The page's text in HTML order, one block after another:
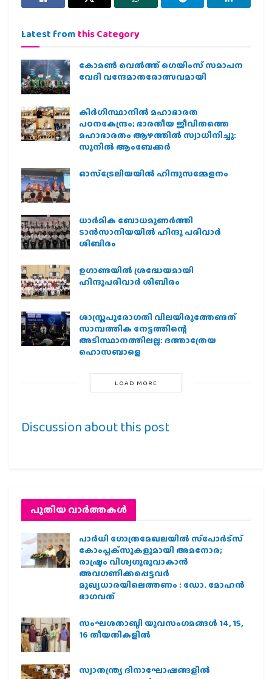
Latest from this Category
കോമൺ വെൽത്ത് ഗെയിംസ് സമാപന
വേദി വന്ദേമാതരോത്സവമായി
കിര്‍ഗിസ്ഥാനില്‍ മഹാഭാരത
പഠനകേന്ദ്രം; ഭാരതീയ ജീവിതത്തെ
മഹാഭാരതം ആഴത്തില്‍ സ്വാധീനിച്ചു:
സുനില്‍ ആംബേക്കര്‍
ഓസ്‌ട്രേലിയയില്‍ ഹിന്ദുസമ്മേളനം
ധാര്‍മിക ബോധമുണര്‍ത്തി
ടാന്‍സാനിയയില്‍ ഹിന്ദു പരിവാര്‍
ശിബിരം
ഉഗാണ്ടയില്‍ ശ്രദ്ധേയമായി
ഹിന്ദുപരിവാര്‍ ശിബിരം
ശാസ്ത്രപുരോഗതി വിലയിരുത്തേണ്ടത്
സാമ്പത്തിക നേട്ടത്തിന്റെ
അടിസ്ഥാനത്തിലല്ല: ദത്താത്രേയ
ഹൊസബാളെ
LOAD MORE
Discussion about this post
പുതിയ വാര്‍ത്തകള്‍
പാര്‍ധി ഗോത്രമേഖലയില്‍ സ്‌പോര്‍ട്‌സ്
കോംപ്ലക്‌സുകളുമായി അമനോര;
രാഷ്ട്രം വിശ്വഗുരുവാകാന്‍
അവഗണിക്കപ്പെട്ടവര്‍
മുഖ്യധാരയിലെത്തണം : ഡോ. മോഹന്‍
ഭാഗവത്
സംഘശതാബ്ദി യുവസംഗമങ്ങള്‍ 14, 15,
16 തീയതികളില്‍
സ്വാതന്ത്ര്യ ദിനാഘോഷങ്ങളിൽ